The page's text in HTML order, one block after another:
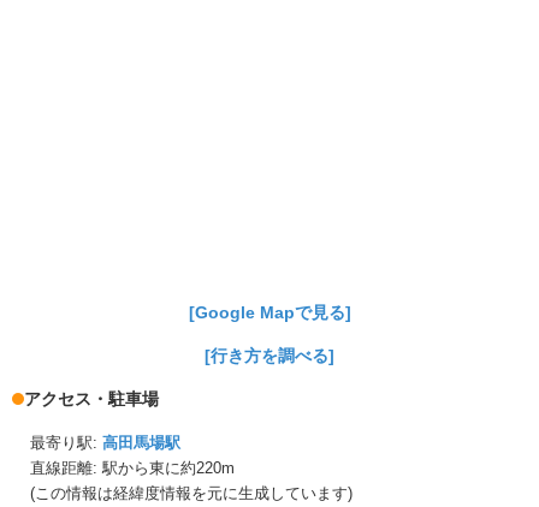
[Google Mapで見る]
[行き方を調べる]
アクセス・駐車場
最寄り駅: 高田馬場駅
直線距離: 駅から東に約220m
(この情報は経緯度情報を元に生成しています)